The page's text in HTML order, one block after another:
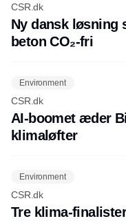
CSR.dk
Ny dansk løsning
beton CO₂-fri
Environment
CSR.dk
AI-boomet æder
klimaløfter
Environment
CSR.dk
Tre klima-